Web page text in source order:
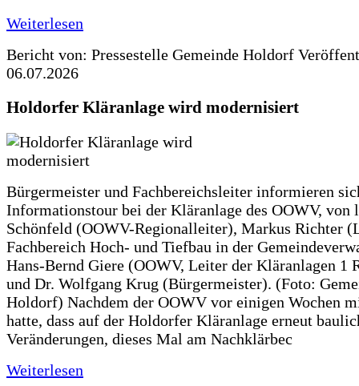
Weiterlesen
Bericht von: Pressestelle Gemeinde Holdorf
06.07.2026
Holdorfer Kläranlage wird modernisiert
Bürgermeister und Fachbereichsleiter informieren
Informationstour bei der Kläranlage des OOWV, von
Schönfeld (OOWV-Regionalleiter), Markus Richter
Fachbereich Hoch- und Tiefbau in der
Hans-Bernd Giere (OOWV, Leiter der Kläranlagen 1
und Dr. Wolfgang Krug (Bürgermeister). (Foto:
Holdorf) Nachdem der OOWV vor einigen Wochen
hatte, dass auf der Holdorfer Kläranlage erneut
Veränderungen, dieses Mal am Nachklärbec
Weiterlesen